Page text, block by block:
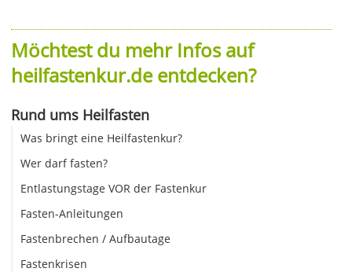
Möchtest du mehr Infos auf
heilfastenkur.de entdecken?
Rund ums Heilfasten
Was bringt eine Heilfastenkur?
Wer darf fasten?
Entlastungstage VOR der Fastenkur
Fasten-Anleitungen
Fastenbrechen / Aufbautage
Fastenkrisen